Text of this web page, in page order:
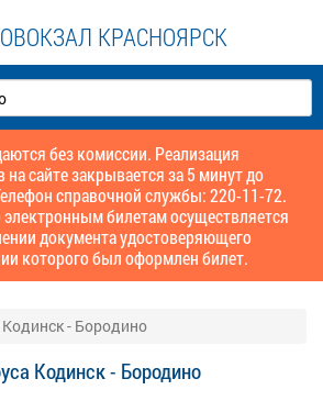
КРАСНОЯРСК
без комиссии. Реализация
сайте закрывается за 5 минут до
справочной службы: 220-11-72.
электронным билетам осуществляется
документа удостоверяющего
которого был оформлен билет.
- Бородино
Кодинск - Бородино